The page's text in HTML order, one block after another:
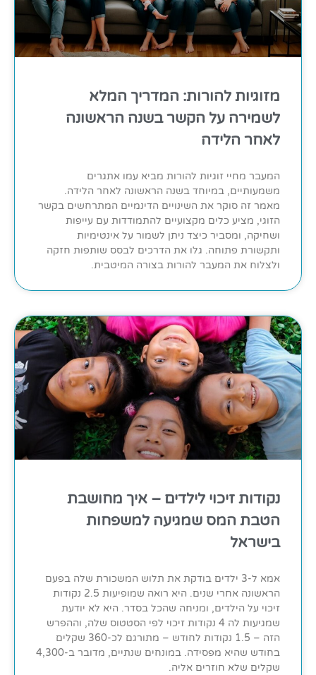
מזוגיות להורות: המדריך המלא
לשמירה על הקשר בשנה הראשונה
לאחר הלידה
המעבר מחיי זוגיות להורות מביא עמו אתגרים
משמעותיים, במיוחד בשנה הראשונה לאחר הלידה.
מאמר זה סוקר את השינויים הדינמיים המתרחשים בקשר
הזוגי, מציע כלים מקצועיים להתמודדות עם עייפות
ושחיקה, ומסביר כיצד ניתן לשמור על אינטימיות
ותקשורת פתוחה. גלו את הדרכים לבסס שותפות חזקה
ולצלוח את המעבר להורות בצורה המיטבית.
נקודות זיכוי לילדים – איך מחושבת
הטבת המס שמגיעה למשפחות
בישראל
אמא ל-3 ילדים בודקת את תלוש המשכורת שלה בפעם
הראשונה אחרי שנים. היא רואה שמופיעות 2.5 נקודות
זיכוי על הילדים, ומניחה שהכל בסדר. היא לא יודעת
שמגיעות לה 4 נקודות זיכוי לפי הסטטוס שלה, וההפרש
הזה – 1.5 נקודות לחודש – מתורגם לכ-360 שקלים
בחודש שהיא מפסידה. במונחים שנתיים, מדובר ב-4,300
שקלים שלא חוזרים אליה.